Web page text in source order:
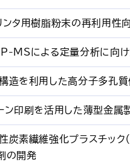
タ用樹脂粉末の再利用性
MSによる定量分析に向
造を利用した高分子多孔
ン印刷を活用した薄型金属
炭素繊維強化プラスチック
の開発